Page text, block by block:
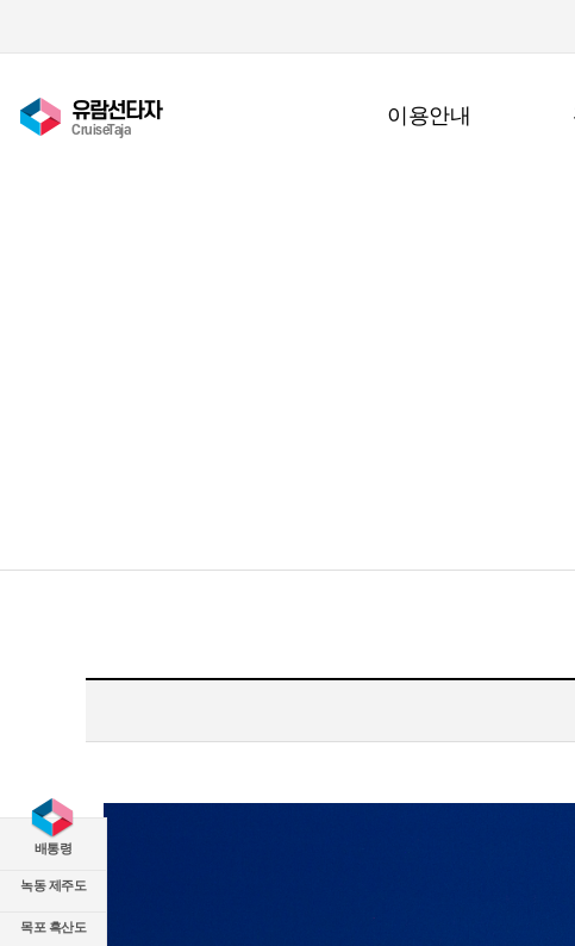
유람선타자
CruiseTaja
이용안내
배통령
녹동 제주도
목포 흑산도